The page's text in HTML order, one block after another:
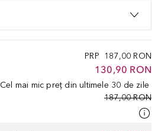
PRP 187,00 RON
130,90 RON
Cel mai mic preț din ultimele 30 de zile
187,00 RON